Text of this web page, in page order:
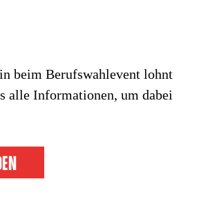
beim Berufswahlevent lohnt
alle Informationen, um dabei